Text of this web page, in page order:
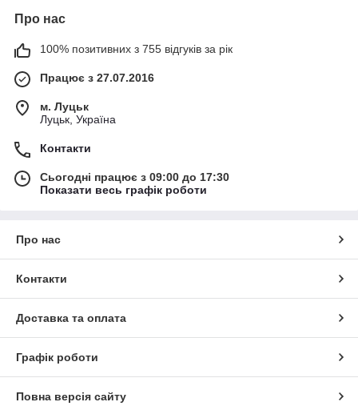
Про нас
100% позитивних з 755 відгуків за рік
Працює з 27.07.2016
м. Луцьк
Луцьк, Україна
Контакти
Сьогодні працює з 09:00 до 17:30
Показати весь графік роботи
Про нас
Контакти
Доставка та оплата
Графік роботи
Повна версія сайту